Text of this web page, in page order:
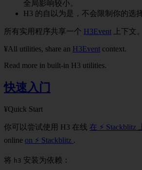
全局影响较小。
H3 的自以为是，不会限制你的选择
所有实用程序共享一个 H3Event 上下文。
¥All utilities, share an H3Event context.
Read more in built-in H3 utilities.
快速入门
¥Quick Start
你可以尝试使用 H3 在线 在 ⚡️ Stackblitz
online on ⚡️ Stackblitz .
将 h3 安装为依赖：